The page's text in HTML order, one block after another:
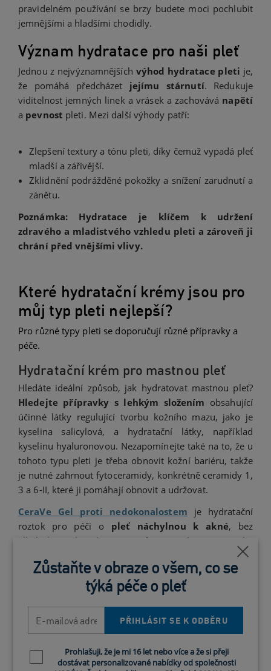
pravidelném používání se brzy budete moci pochlubit
jemnějšími a hladšími chodidly.
Význam hydratace pro naši pleť
Jednou z nejvýznamnějších výhod hydratace pleti je,
že pomáhá předcházet jejímu stárnutí. Redukuje
viditelnost jemných linek a vrásek a zachovává napětí
a pevnost pleti. Mezi další výhody patří:
Zlepšení textury a tónu pleti, díky čemuž vypadá pleť
mladší a zářivější.
Zklidnění podrážděné pokožky a snížení zarudnutí a
zánětu.
Poznámka: Hydratace je klíčem k udržení
zdravého a mladistvého vzhledu pleti a zároveň ji
chrání před vnějšími vlivy.
Které hydratační krémy jsou pro
můj typ pleti nejlepší?
Pro různé typy pleti se doporučují různé přípravky a
péče.
Hydratační krém pro mastnou pleť
Hledáte ideální způsob, jak hydratovat mastnou pleť?
Hledejte přípravky s lehkým složením obsahující
účinné látky regulující tvorbu kožního mazu, jako je
kyselina salicylová, a hydratační látky, například
kyselinu hyaluronovou. Nezapomínejte také na to, že u
tohoto typu pleti je třeba obnovit kožní bariéru, takže
je nutné zahrnout fytoceramidy, konkrétně ceramidy 1,
3 a 6-II, které ji pomáhají obnovit a udržovat.
CeraVe Gel proti nedokonalostem je hydratační
roztok pro péči o pleť náchylnou k akné, bez
alkoholu (ethanolu) a parfemace, který pomáhá
odstraňovat nedokonalosti, aniž by způsoboval
podráždění. V jeho složení je třeba vyzdvihnout
kyselinu salicylovou, kyselinu mléčnou a kyselinu
glykolovou jako aktivní korektory nedokonalostí a
niacinamid a tři základní ceramidy, které pomáhají
obnovit kožní bariéru.
Blízko
Zůstaňte v obraze o všem, co se
týká péče o pleť
PŘIHLÁSIT SE K ODBĚRU
Newsletter policy
Prohlašuji, že je mi 16 let nebo více a že si přeji
dostávat personalizované nabídky od společnosti